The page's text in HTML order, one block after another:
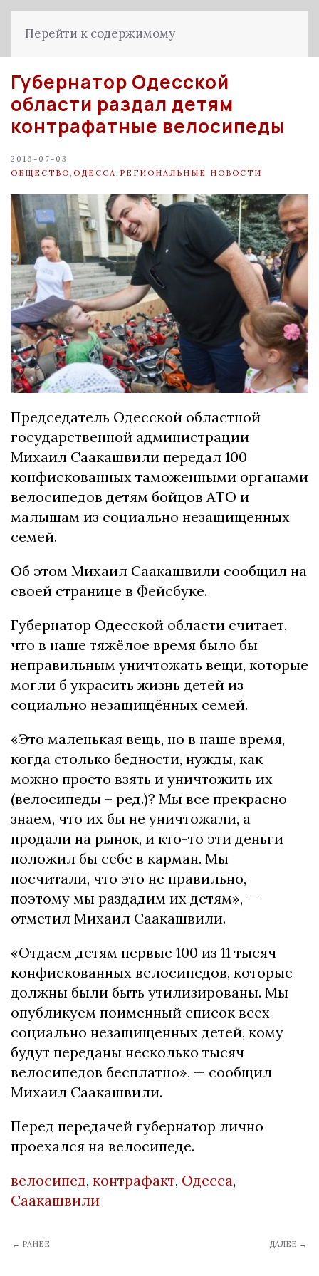
Перейти к содержимому
Губернатор Одесской
области раздал детям
контрафатные велосипеды
2016-07-03
ОБЩЕСТВО ОДЕССА РЕГИОНАЛЬНЫЕ НОВОСТИ
Председатель Одесской областной
государственной администрации
Михаил Саакашвили передал 100
конфискованных таможенными органами
велосипедов детям бойцов АТО и
малышам из социально незащищенных
семей.
Об этом Михаил Саакашвили сообщил на
своей странице в Фейсбуке.
Губернатор Одесской области считает,
что в наше тяжёлое время было бы
неправильным уничтожать вещи, которые
могли б украсить жизнь детей из
социально незащищённых семей.
«Это маленькая вещь, но в наше время,
когда столько бедности, нужды, как
можно просто взять и уничтожить их
(велосипеды – ред.)? Мы все прекрасно
знаем, что их бы не уничтожали, а
продали на рынок, и кто-то эти деньги
положил бы себе в карман. Мы
посчитали, что это не правильно,
поэтому мы раздадим их детям», —
отметил Михаил Саакашвили.
«Отдаем детям первые 100 из 11 тысяч
конфискованных велосипедов, которые
должны были быть утилизированы. Мы
опубликуем поименный список всех
социально незащищенных детей, кому
будут переданы несколько тысяч
велосипедов бесплатно», — сообщил
Михаил Саакашвили.
Перед передачей губернатор лично
проехался на велосипеде.
велосипед, контрафакт, Одесса,
Саакашвили
← РАНЕЕ ДАЛЕЕ →